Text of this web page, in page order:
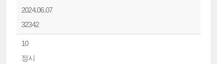
2024.06.07
32342
10
정시